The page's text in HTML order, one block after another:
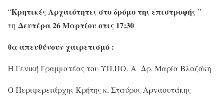
“Κρητικές Αρχαιότητες στο δρόμο της επιστροφής ”
τη Δευτέρα 26 Μαρτίου στις 17:30
θα απευθύνουν χαιρετισμό :
Η Γενική Γραμματέας του ΥΠ.ΠΟ. Α Δρ. Μαρία Βλαζάκη
Ο Περιφερειάρχης Κρήτης κ. Σταύρος Αρναουτάκης